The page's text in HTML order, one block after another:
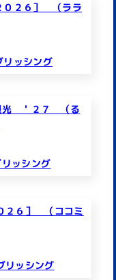
２６］ （ララ
リッシング
光 ＇２７ （る
ッシング
２６］ （ココミ
リッシング